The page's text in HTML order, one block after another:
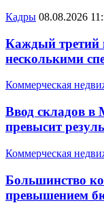
Кадры 08.08.2026
Каждый третий
несколькими
Коммерческая
Ввод складов в
превысит
Коммерческая
Большинство
превышением